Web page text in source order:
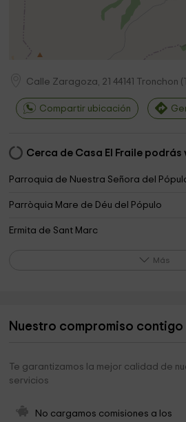
Calle Zaragoza, 21 44141 Tronchon (
Compartir ubicación
Cerca de Casa El Fraile podrás
Parroquia de Nuestra Señora del
Parròquia Mare de Déu del Pópulo
Ermita de Sant Marc
Oficina De Turismo Y Centro
Patrimonio Arquitectónico Del
Penya-Roja Gallery
Ayuntamiento de Mirambell
Más
Nuestro compromiso contigo
Te garantizamos la mejor calidad de
servicios
No cargamos comisiones a los